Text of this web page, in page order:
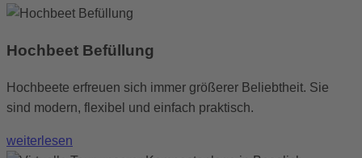
Hochbeet Befüllung
Hochbeete erfreuen sich immer größerer Beliebtheit. Sie
sind modern, flexibel und einfach praktisch.
weiterlesen